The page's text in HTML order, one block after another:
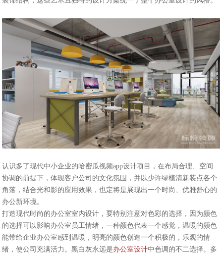
认识多了现代中小企业的哈密瓜视频app设计项目，在布局合理、空间
协调的前提下，体现客户公司的文化氛围，并以少许绿植清新装点各个
角落，结合光和影的应用效果，也定将是展现出一个时尚、优雅舒心的
办公新环境。
打造现代时尚的办公室室内设计，要特别注意对色彩的选择，因为颜色
的选择可以影响办公室员工情绪，一种颜色代表一个感觉，温暖的颜色
能带给企业办公室感到温暖，明亮的颜色创造一个积极的，乐观的情
绪，使公司充满活力。黑白灰永远是办公室设计中色调的不二选择。多